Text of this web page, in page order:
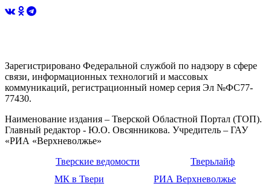
Зарегистрировано Федеральной службой по надзору в сфере
связи, информационных технологий и массовых
коммуникаций, регистрационный номер серия Эл №ФС77-
77430.
Наименование издания – Тверской Областной Портал (ТОП).
Главный редактор - Ю.О. Овсянникова. Учредитель – ГАУ
«РИА «Верхневолжье»
Тверские ведомости
Тверьлайф
МК в Твери
РИА Верхневолжье